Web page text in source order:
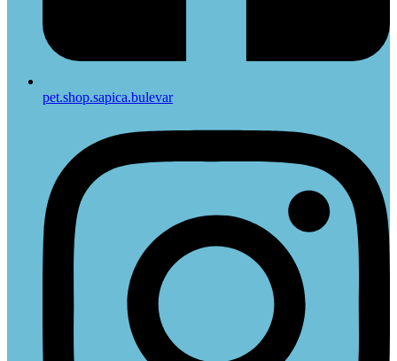
pet.shop.sapica.bulevar